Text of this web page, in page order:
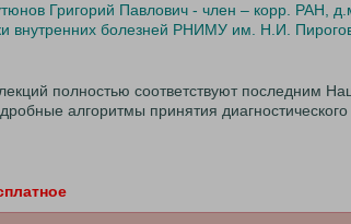
Григорий Павлович - член – корр. РАН,
внутренних болезней РНИМУ им. Н.И.
полностью соответствуют последним
алгоритмы принятия